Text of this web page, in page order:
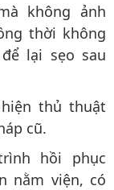
không ảnh
thời không
lại sẹo sau
thủ thuật
cũ.
hồi phục
nằm viện, có